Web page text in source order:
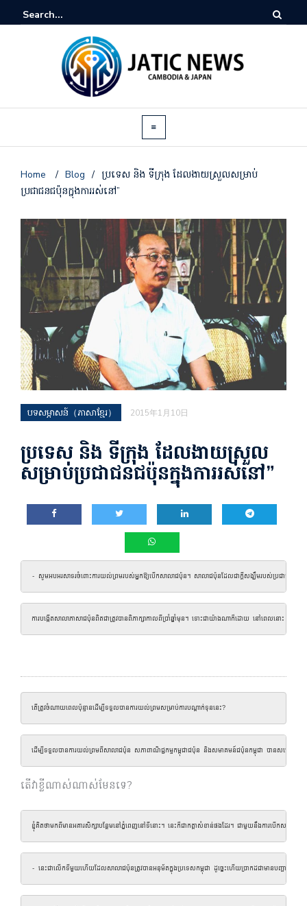
Home / Blog / ប្រទេស និង ទីក្រុង ដែលងាយស្រួលសម្រាប់
ប្រជាជនជប៉ុនក្នុងការរស់នៅ”
បទសម្ភាសន៍（ភាសាខ្មែរ） 2015年1月10日
ប្រទេស និង ទីក្រុង ដែលងាយស្រួល
សម្រាប់ប្រជាជនជប៉ុនក្នុងការរស់នៅ”
- សូមអបអរសាទរចំពោះការយល់ព្រមរបស់អ្នកឱ្យបើកសាលាជប៉ុន។ សាលា​ជប៉ុន​ដែល​ជា​ក្តី​សង្ឃឹម​របស់​ប្រជាជន​ជប៉ុ
ការ​បង្កើត​សាលា​ភាសា​ជប៉ុន​ពិត​ជា​ត្រូវ​បាន​ពិភាក្សា​កាលពី​ប្រាំ​ឆ្នាំ​មុន​។ ទោះជាយ៉ាងណាក៏ដោយ នៅពេលនោះ
តើត្រូវចំណាយពេលប៉ុន្មានដើម្បីទទួលបានការយល់ព្រមសម្រាប់ការបណ្តាក់ទុននេះ?
ដើម្បីទទួលបានការយល់ព្រមពីសាលាជប៉ុន សភាពាណិជ្ជកម្មកម្ពុជាជប៉ុន និងសមាគមន៍ជប៉ុនកម្ពុជា បានសម្រេចបង្
តើវាខ្លីណាស់ណាស់មែនទេ?
ខ្ញុំ​គិត​ថា​មក​ពី​មាន​អគារ​សិក្សា​បន្ថែម​នៅ​ភ្នំពេញ​នៅ​ទីនោះ។ នេះក៏ជាកត្តាសំខាន់ផងដែរ។ ជាមួយនឹងការបើក
- នេះជាលើកទីមួយហើយដែលសាលាជប៉ុនត្រូវបានអនុម័តក្នុងប្រទេសកម្ពុជា ដូច្នេះហើយប្រាកដជាមានបញ្ហាប្រឈម